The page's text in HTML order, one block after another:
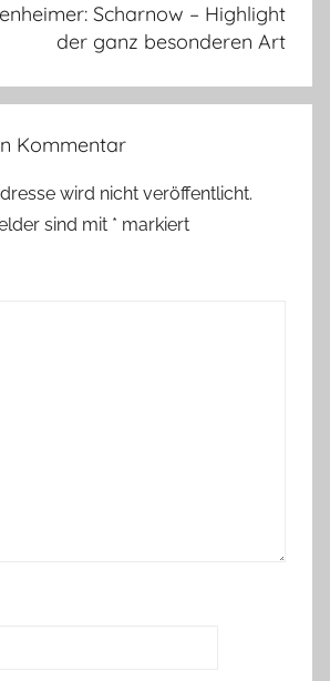
Scharnow – Highlight
der ganz besonderen Art
Kommentar
wird nicht veröffentlicht.
sind mit * markiert